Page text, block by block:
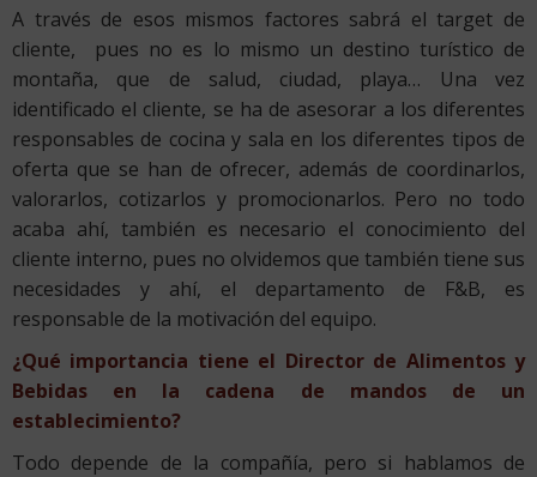
A través de esos mismos factores sabrá el target de
cliente, pues no es lo mismo un destino turístico de
montaña, que de salud, ciudad, playa… Una vez
identificado el cliente, se ha de asesorar a los diferentes
responsables de cocina y sala en los diferentes tipos de
oferta que se han de ofrecer, además de coordinarlos,
valorarlos, cotizarlos y promocionarlos. Pero no todo
acaba ahí, también es necesario el conocimiento del
cliente interno, pues no olvidemos que también tiene sus
necesidades y ahí, el departamento de F&B, es
responsable de la motivación del equipo.
¿Qué importancia tiene el Director de Alimentos y
Bebidas en la cadena de mandos de un
establecimiento?
Todo depende de la compañía, pero si hablamos de